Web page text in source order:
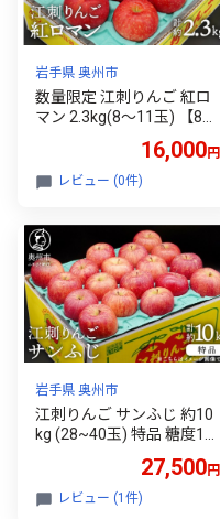
岩手県 奥州市
数量限定 江刺りんご 紅ロ
マン 2.3kg(8～11玉) 【8月
ツ 林檎 冷蔵配送 離島配送
不可 [AQ021]
16,000円
レビュー (0件)
岩手県 奥州市
江刺りんご サンふじ 約10
kg (28~40玉) 特品 糖度14
フルーツ サンフジ 林檎 り
んご フルーツ 果物 家庭用
27,500円
レビュー (1件)